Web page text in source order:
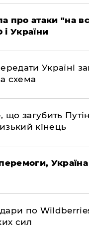
про атаки "на
України
Україні
схема
що загубить
кінець
по
сил